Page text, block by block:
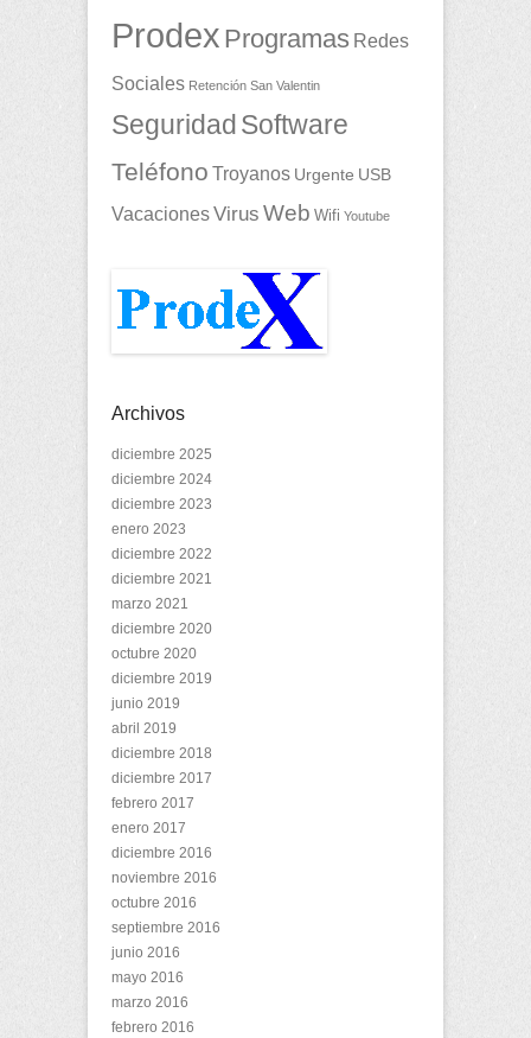
Prodex Programas Redes
Sociales Retención San Valentin
Seguridad Software
Teléfono Troyanos Urgente USB
VacacionesVirus Web Wifi Youtube
Archivos
diciembre 2025
diciembre 2024
diciembre 2023
enero 2023
diciembre 2022
diciembre 2021
marzo 2021
diciembre 2020
octubre 2020
diciembre 2019
junio 2019
abril 2019
diciembre 2018
diciembre 2017
febrero 2017
enero 2017
diciembre 2016
noviembre 2016
octubre 2016
septiembre 2016
junio 2016
mayo 2016
marzo 2016
febrero 2016